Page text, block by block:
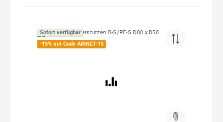
Sofort verfügbar
-15% mit Code AIRNET-15